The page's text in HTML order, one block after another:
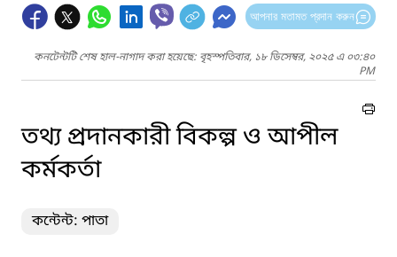
আপনার মতামত প্রদান করুন
কনটেন্টটি শেষ হাল-নাগাদ করা হয়েছে: বৃহস্পতিবার, ১৮ ডিসেম্বর, ২০২৫ এ ০৩:৪০
PM
তথ্য প্রদানকারী বিকল্প ও আপীল
কর্মকর্তা
কন্টেন্ট: পাতা